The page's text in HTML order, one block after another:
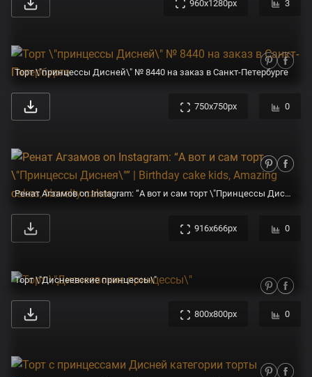
960x1280px 3
Торт \"принцессы Дисней\" № 8440 на заказ в Санкт-Петербурге
750x750px 0
Ренат Агзамов on Instagram: “А вот и сам торт \"Принцессы Диснея\"” | Birthday cake kids, Amazing cakes, Novelty cakes
916x666px 0
Торт \"Диснеевские принцессы\"
800x800px 0